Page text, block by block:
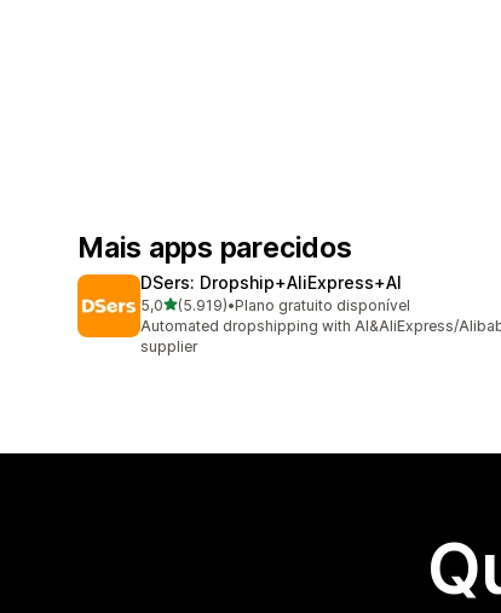
Mais apps parecidos
DSers: Dropship+AliExpress+AI
5,0de 5 estrelas
(5.919)
5919 avaliações ao todo
•Plano gratuito disponível
Automated dropshipping with AI&AliExpress/
supplier